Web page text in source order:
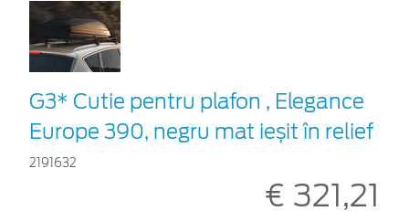
G3* Cutie pentru plafon , Elegance
Europe 390, negru mat ieșit în relief
2191632
€ 321,21